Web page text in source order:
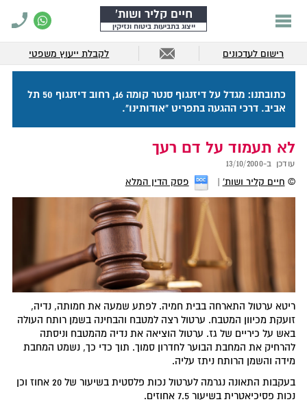
חיים קליר ושות'
ייצוג בתביעות ביטוח ונזיקין
רישום לעדכונים לקבלת ייעוץ משפטי
כתובתנו: מגדל על דיזנגוף סנטר קומה 16, רחוב דיזנגוף 50 תל
אביב. דרכי ההגעה בתפריט "אודותינו".
לא תעמוד על דם רעך
עודכן ב-13/10/2000
© חיים קליר ושות' פסק הדין המלא
ריטא ערטול התארחה בבית חמיה. לפתע שמעה את חמותה, נדיה,
זועקת מכיוון המטבח. ערטול רצה למטבח והבחינה בשמן רותח העולה
באש על כיריים של גז. ערטול הוציאה את נדיה מהמטבח וניסתה
להרחיק את המחבת הבוער לחדרון סמוך. תוך כדי כך, נשמט המחבת
מידה והשמן הרותח ניתז עליה.
בעקבות התאונה נגרמה לערטול נכות פלסטית בשיעור של 20 אחוז וכן
נכות פסיכיאטרית בשיעור 7.5 אחוזים.